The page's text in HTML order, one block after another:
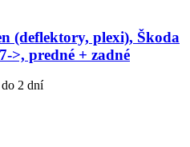
(deflektory, plexi), Škoda
>, predné + zadné
2 dní